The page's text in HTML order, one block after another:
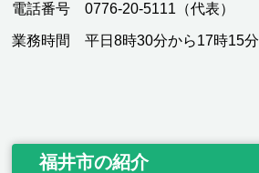
電話番号 0776-20-5111（代表）
業務時間 平日8時30分から17時15分
福井市の紹介